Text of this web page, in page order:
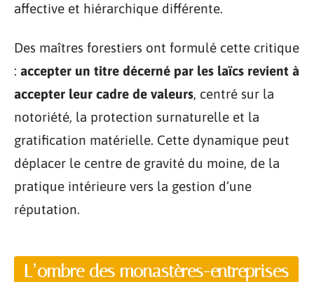
affective et hiérarchique différente.
Des maîtres forestiers ont formulé cette critique
: accepter un titre décerné par les laïcs revient à
accepter leur cadre de valeurs, centré sur la
notoriété, la protection surnaturelle et la
gratification matérielle. Cette dynamique peut
déplacer le centre de gravité du moine, de la
pratique intérieure vers la gestion d’une
réputation.
L’ombre des monastères-entreprises